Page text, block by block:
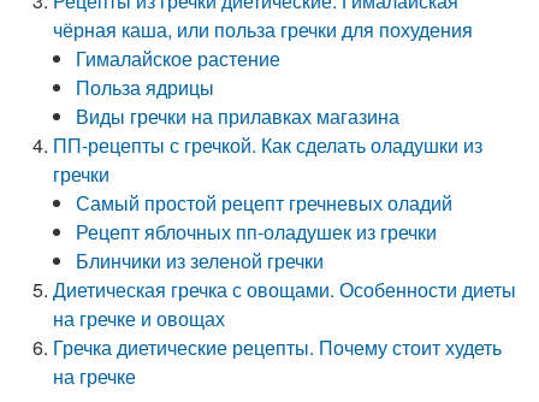
чёрная каша, или польза гречки для похудения
Гималайское растение
Польза ядрицы
Виды гречки на прилавках магазина
ПП-рецепты с гречкой. Как сделать оладушки из
гречки
Самый простой рецепт гречневых оладий
Рецепт яблочных пп-оладушек из гречки
Блинчики из зеленой гречки
Диетическая гречка с овощами. Особенности диеты
на гречке и овощах
Гречка диетические рецепты. Почему стоит худеть
на гречке